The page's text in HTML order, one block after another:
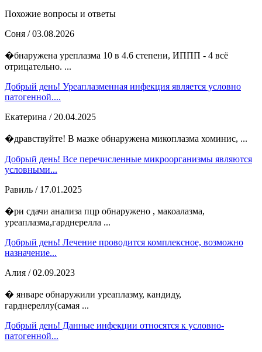
Похожие вопросы и ответы
Соня / 03.08.2026
�бнаружена уреплазма 10 в 4.6 степени, ИППП - 4 всё
отрицательно. ...
Добрый день! Уреаплазменная инфекция является условно
патогенной....
Екатерина / 20.04.2025
�дравствуйте! В мазке обнаружена микоплазма хоминис, ...
Добрый день! Все перечисленные микроорганизмы являются
условными...
Равиль / 17.01.2025
�ри сдачи анализа пцр обнаружено , макоалазма,
уреаплазма,гарднерелла ...
Добрый день! Лечение проводится комплексное, возможно
назначение...
Алия / 02.09.2023
� январе обнаружили уреаплазму, кандиду,
гарднереллу(самая ...
Добрый день! Данные инфекции относятся к условно-
патогенной...